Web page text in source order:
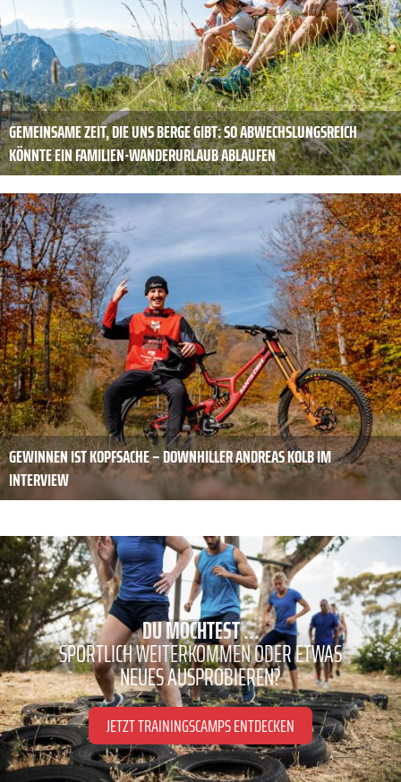
GEMEINSAME ZEIT, DIE UNS BERGE GIBT: SO ABWECHSLUNGSREICH
KÖNNTE EIN FAMILIEN-WANDERURLAUB ABLAUFEN
GEWINNEN IST KOPFSACHE – DOWNHILLER ANDREAS KOLB IM
INTERVIEW
DU MÖCHTEST ...
SPORTLICH WEITERKOMMEN ODER ETWAS
NEUES AUSPROBIEREN?
JETZT TRAININGSCAMPS ENTDECKEN